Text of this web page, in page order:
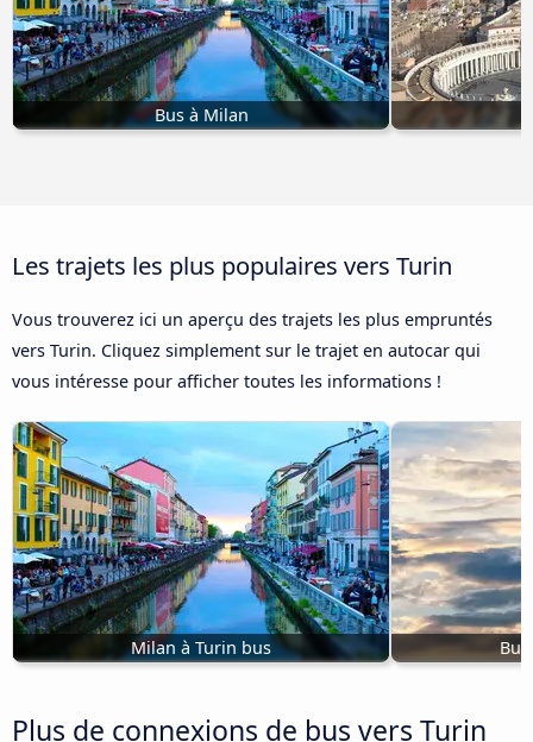
Bus à Milan
Les trajets les plus populaires vers Turin
Vous trouverez ici un aperçu des trajets les plus empruntés
vers Turin. Cliquez simplement sur le trajet en autocar qui
vous intéresse pour afficher toutes les informations !
Milan à Turin bus
Plus de connexions de bus vers Turin